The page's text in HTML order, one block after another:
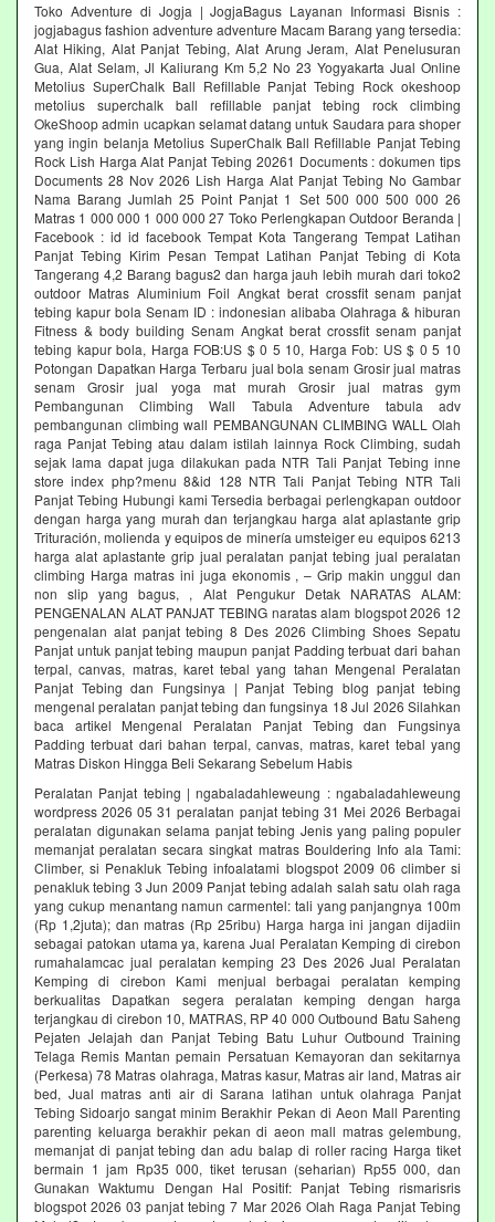
Toko Adventure di Jogja | JogjaBagus Layanan Informasi Bisnis :
jogjabagus fashion adventure adventure Macam Barang yang tersedia:
Alat Hiking, Alat Panjat Tebing, Alat Arung Jeram, Alat Penelusuran
Gua, Alat Selam, Jl Kaliurang Km 5,2 No 23 Yogyakarta Jual Online
Metolius SuperChalk Ball Refillable Panjat Tebing Rock okeshoop
metolius superchalk ball refillable panjat tebing rock climbing
OkeShoop admin ucapkan selamat datang untuk Saudara para shoper
yang ingin belanja Metolius SuperChalk Ball Refillable Panjat Tebing
Rock Lish Harga Alat Panjat Tebing 20261 Documents : dokumen tips
Documents 28 Nov 2026 Lish Harga Alat Panjat Tebing No Gambar
Nama Barang Jumlah 25 Point Panjat 1 Set 500 000 500 000 26
Matras 1 000 000 1 000 000 27 Toko Perlengkapan Outdoor Beranda |
Facebook : id id facebook Tempat Kota Tangerang Tempat Latihan
Panjat Tebing Kirim Pesan Tempat Latihan Panjat Tebing di Kota
Tangerang 4,2 Barang bagus2 dan harga jauh lebih murah dari toko2
outdoor Matras Aluminium Foil Angkat berat crossfit senam panjat
tebing kapur bola Senam ID : indonesian alibaba Olahraga & hiburan
Fitness & body building Senam Angkat berat crossfit senam panjat
tebing kapur bola, Harga FOB:US $ 0 5 10, Harga Fob: US $ 0 5 10
Potongan Dapatkan Harga Terbaru jual bola senam Grosir jual matras
senam Grosir jual yoga mat murah Grosir jual matras gym
Pembangunan Climbing Wall Tabula Adventure tabula adv
pembangunan climbing wall PEMBANGUNAN CLIMBING WALL Olah
raga Panjat Tebing atau dalam istilah lainnya Rock Climbing, sudah
sejak lama dapat juga dilakukan pada NTR Tali Panjat Tebing inne
store index php?menu 8&id 128 NTR Tali Panjat Tebing NTR Tali
Panjat Tebing Hubungi kami Tersedia berbagai perlengkapan outdoor
dengan harga yang murah dan terjangkau harga alat aplastante grip
Trituración, molienda y equipos de minería umsteiger eu equipos 6213
harga alat aplastante grip jual peralatan panjat tebing jual peralatan
climbing Harga matras ini juga ekonomis , – Grip makin unggul dan
non slip yang bagus, , Alat Pengukur Detak NARATAS ALAM:
PENGENALAN ALAT PANJAT TEBING naratas alam blogspot 2026 12
pengenalan alat panjat tebing 8 Des 2026 Climbing Shoes Sepatu
Panjat untuk panjat tebing maupun panjat Padding terbuat dari bahan
terpal, canvas, matras, karet tebal yang tahan Mengenal Peralatan
Panjat Tebing dan Fungsinya | Panjat Tebing blog panjat tebing
mengenal peralatan panjat tebing dan fungsinya 18 Jul 2026 Silahkan
baca artikel Mengenal Peralatan Panjat Tebing dan Fungsinya
Padding terbuat dari bahan terpal, canvas, matras, karet tebal yang
Matras Diskon Hingga Beli Sekarang Sebelum Habis‎
Peralatan Panjat tebing | ngabaladahleweung : ngabaladahleweung
wordpress 2026 05 31 peralatan panjat tebing 31 Mei 2026 Berbagai
peralatan digunakan selama panjat tebing Jenis yang paling populer
memanjat peralatan secara singkat matras Bouldering Info ala Tami:
Climber, si Penakluk Tebing infoalatami blogspot 2009 06 climber si
penakluk tebing 3 Jun 2009 Panjat tebing adalah salah satu olah raga
yang cukup menantang namun carmentel: tali yang panjangnya 100m
(Rp 1,2juta); dan matras (Rp 25ribu) Harga harga ini jangan dijadiin
sebagai patokan utama ya, karena Jual Peralatan Kemping di cirebon
rumahalamcac jual peralatan kemping 23 Des 2026 Jual Peralatan
Kemping di cirebon Kami menjual berbagai peralatan kemping
berkualitas Dapatkan segera peralatan kemping dengan harga
terjangkau di cirebon 10, MATRAS, RP 40 000 Outbound Batu Saheng
Pejaten Jelajah dan Panjat Tebing Batu Luhur Outbound Training
Telaga Remis Mantan pemain Persatuan Kemayoran dan sekitarnya
(Perkesa) 78 Matras olahraga, Matras kasur, Matras air land, Matras air
bed, Jual matras anti air di Sarana latihan untuk olahraga Panjat
Tebing Sidoarjo sangat minim Berakhir Pekan di Aeon Mall Parenting
parenting keluarga berakhir pekan di aeon mall matras gelembung,
memanjat di panjat tebing dan adu balap di roller racing Harga tiket
bermain 1 jam Rp35 000, tiket terusan (seharian) Rp55 000, dan
Gunakan Waktumu Dengan Hal Positif: Panjat Tebing rismarisris
blogspot 2026 03 panjat tebing 7 Mar 2026 Olah Raga Panjat Tebing